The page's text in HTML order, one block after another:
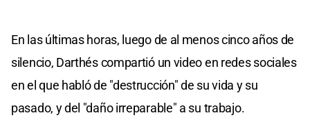
En las últimas horas, luego de al menos cinco años de
silencio, Darthés compartió un video en redes sociales
en el que habló de "destrucción" de su vida y su
pasado, y del "daño irreparable" a su trabajo.